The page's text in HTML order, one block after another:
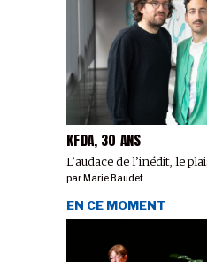
KFDA, 30 ANS
L’audace de l’inédit, le
par Marie Baudet
EN CE MOMENT